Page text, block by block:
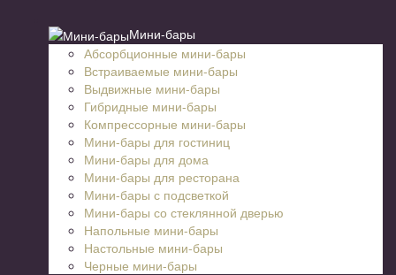
Мини-бары
Абсорбционные мини-бары
Встраиваемые мини-бары
Выдвижные мини-бары
Гибридные мини-бары
Компрессорные мини-бары
Мини-бары для гостиниц
Мини-бары для дома
Мини-бары для ресторана
Мини-бары с подсветкой
Мини-бары со стеклянной дверью
Напольные мини-бары
Настольные мини-бары
Черные мини-бары